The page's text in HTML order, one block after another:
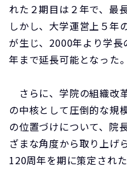
れた２期目は２年で、最
しかし、大学運営上５年
が生じ、2000年より学長
年まで延長可能となった。
さらに、学院の組織改
の中核として圧倒的な規
の位置づけについて、院
ざまな角度から取り上げ
120周年を期に策定され